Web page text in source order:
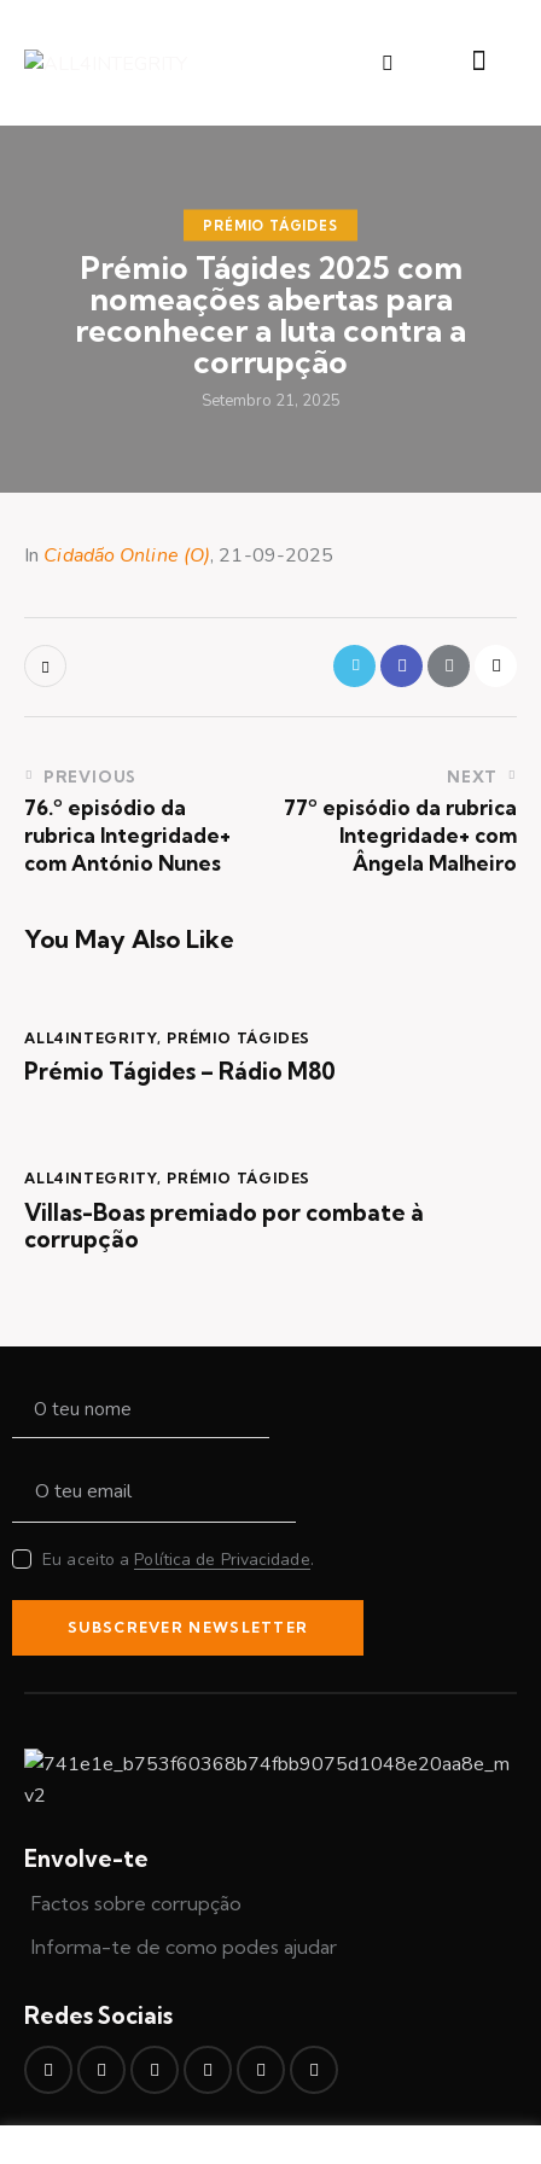
PRÉMIO TÁGIDES
Prémio Tágides 2025 com
nomeações abertas para
reconhecer a luta contra a
corrupção
Setembro 21, 2025
In Cidadão Online (O), 21-09-2025
PREVIOUS
76.º episódio da
rubrica Integridade+
com António Nunes
NEXT
77º episódio da rubrica
Integridade+ com
Ângela Malheiro
You May Also Like
ALL4INTEGRITY, PRÉMIO TÁGIDES
Prémio Tágides – Rádio M80
ALL4INTEGRITY, PRÉMIO TÁGIDES
Villas-Boas premiado por combate à
corrupção
Eu aceito a Política de Privacidade.
SUBSCREVER NEWSLETTER
Envolve-te
Factos sobre corrupção
Informa-te de como podes ajudar
Redes Sociais